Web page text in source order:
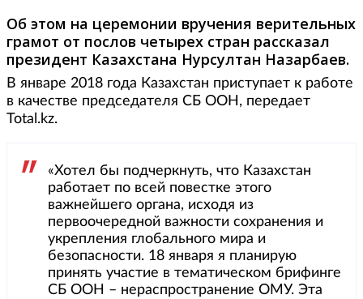
Об этом на церемонии вручения верительных
грамот от послов четырех стран рассказал
президент Казахстана Нурсултан Назарбаев.
В январе 2018 года Казахстан приступает к работе
в качестве председателя СБ ООН, передает
Total.kz.
«Хотел бы подчеркнуть, что Казахстан
работает по всей повестке этого
важнейшего органа, исходя из
первоочередной важности сохранения и
укрепления глобального мира и
безопасности. 18 января я планирую
принять участие в тематическом брифинге
СБ ООН – нераспространение ОМУ. Эта